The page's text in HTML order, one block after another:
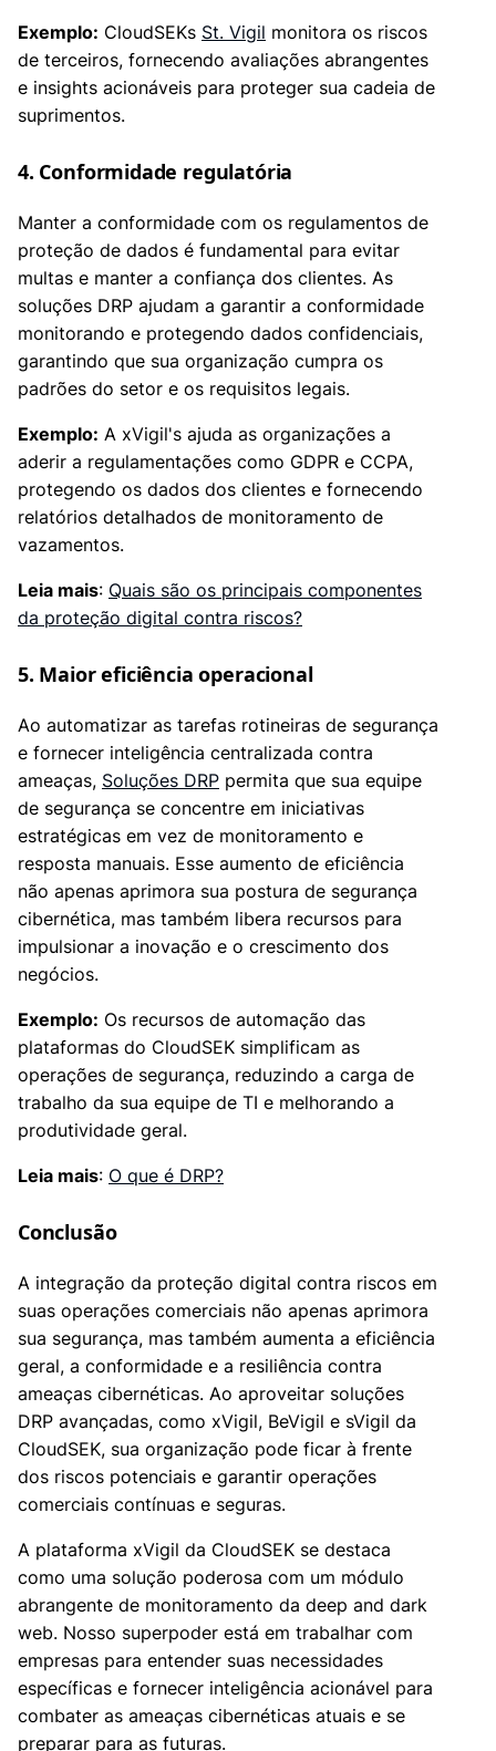
Exemplo: CloudSEKs St. Vigil monitora os riscos
de terceiros, fornecendo avaliações abrangentes
e insights acionáveis para proteger sua cadeia de
suprimentos.
4. Conformidade regulatória
Manter a conformidade com os regulamentos de
proteção de dados é fundamental para evitar
multas e manter a confiança dos clientes. As
soluções DRP ajudam a garantir a conformidade
monitorando e protegendo dados confidenciais,
garantindo que sua organização cumpra os
padrões do setor e os requisitos legais.
Exemplo: A xVigil's ajuda as organizações a
aderir a regulamentações como GDPR e CCPA,
protegendo os dados dos clientes e fornecendo
relatórios detalhados de monitoramento de
vazamentos.
Leia mais: Quais são os principais componentes
da proteção digital contra riscos?
5. Maior eficiência operacional
Ao automatizar as tarefas rotineiras de segurança
e fornecer inteligência centralizada contra
ameaças, Soluções DRP permita que sua equipe
de segurança se concentre em iniciativas
estratégicas em vez de monitoramento e
resposta manuais. Esse aumento de eficiência
não apenas aprimora sua postura de segurança
cibernética, mas também libera recursos para
impulsionar a inovação e o crescimento dos
negócios.
Exemplo: Os recursos de automação das
plataformas do CloudSEK simplificam as
operações de segurança, reduzindo a carga de
trabalho da sua equipe de TI e melhorando a
produtividade geral.
Leia mais: O que é DRP?
Conclusão
A integração da proteção digital contra riscos em
suas operações comerciais não apenas aprimora
sua segurança, mas também aumenta a eficiência
geral, a conformidade e a resiliência contra
ameaças cibernéticas. Ao aproveitar soluções
DRP avançadas, como xVigil, BeVigil e sVigil da
CloudSEK, sua organização pode ficar à frente
dos riscos potenciais e garantir operações
comerciais contínuas e seguras.
A plataforma xVigil da CloudSEK se destaca
como uma solução poderosa com um módulo
abrangente de monitoramento da deep and dark
web. Nosso superpoder está em trabalhar com
empresas para entender suas necessidades
específicas e fornecer inteligência acionável para
combater as ameaças cibernéticas atuais e se
preparar para as futuras.